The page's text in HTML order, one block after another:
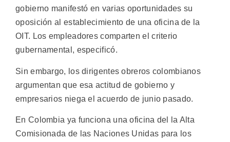
gobierno manifestó en varias oportunidades su
oposición al establecimiento de una oficina de la
OIT. Los empleadores comparten el criterio
gubernamental, especificó.
Sin embargo, los dirigentes obreros colombianos
argumentan que esa actitud de gobierno y
empresarios niega el acuerdo de junio pasado.
En Colombia ya funciona una oficina del la Alta
Comisionada de las Naciones Unidas para los